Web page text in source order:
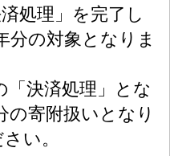
処理」を完了し
分の対象となりま
「決済処理」とな
の寄附扱いとなり
い。